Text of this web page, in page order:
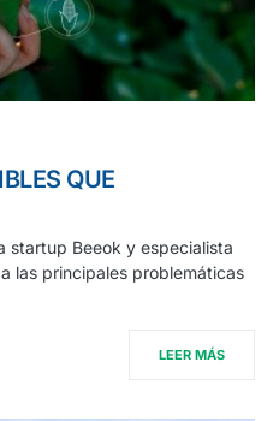
QUE
startup Beeok y especialista
las principales problemáticas
LEER MÁS